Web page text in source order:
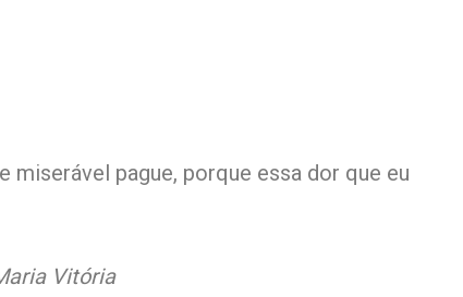
miserável pague, porque essa dor que eu
Vitória